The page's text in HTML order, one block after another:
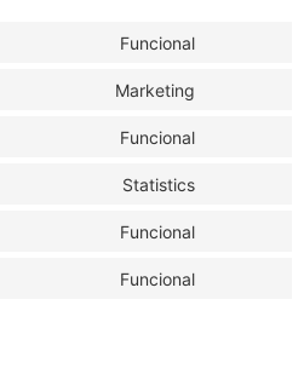
Funcional
Marketing
Funcional
Statistics
Funcional
Funcional